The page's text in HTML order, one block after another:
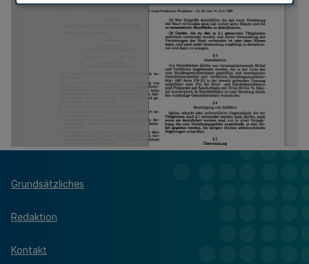
Grundsätzliches
Redaktion
Kontakt